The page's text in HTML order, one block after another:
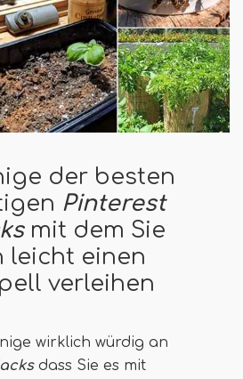
der besten
Pinterest
mit dem Sie
leicht einen
verleihen
wirklich würdig an
dass Sie es mit